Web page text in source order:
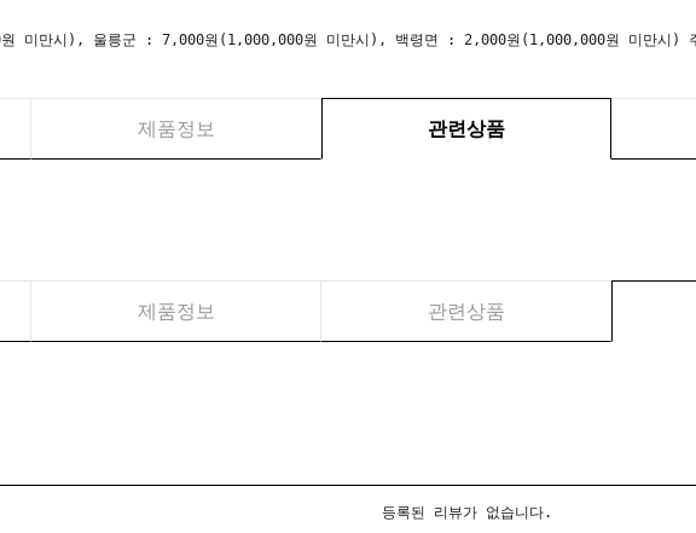
미만시), 울릉군 : 7,000원(1,000,000원 미만시), 백령면 : 2,000원(1,000,000원 미만시) 주
제품정보 관련상품
제품정보 관련상품
등록된 리뷰가 없습니다.